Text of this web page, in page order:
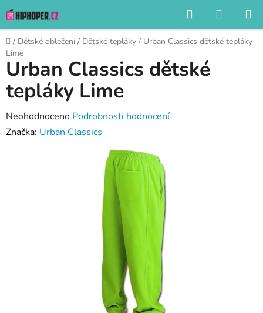
na
obsah
Hledat
KOŠÍK
Domů
/ Dětské oblečení / Dětské tepláky / Urban Classics dětské tepláky
Lime
Urban Classics dětské
tepláky Lime
Průměrné
hodnocení
Neohodnoceno Podrobnosti hodnocení
Značka: Urban Classics